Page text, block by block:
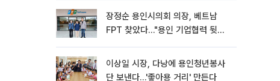
장정순 용인시의회 의장, 베트남
FPT 찾았다…"용인 기업협력 뒷받
이상일 시장, 다낭에 용인청년봉사
단 보낸다…'좋아용 거리' 만든다